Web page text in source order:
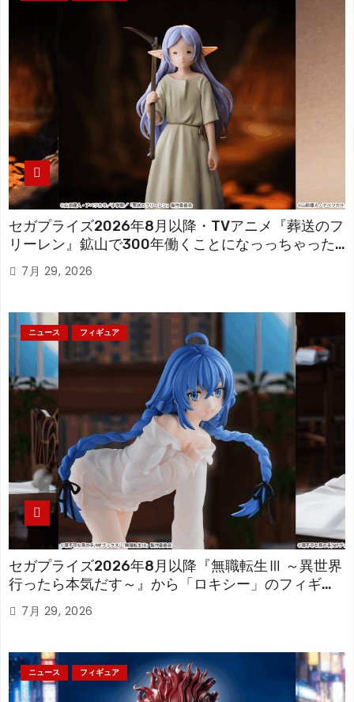
セガプライズ2026年8月以降・TVアニメ『葬送のフ
リーレン』鉱山で300年働くことになっっちゃった
「フリーレン」を立体化！
7月 29, 2026
ニュース フィギュア
セガプライズ2026年8月以降『無職転生Ⅲ ～異世界
行ったら本気だす～』から「ロキシー」のフィギュ
アが登場！
7月 29, 2026
ニュース フィギュア